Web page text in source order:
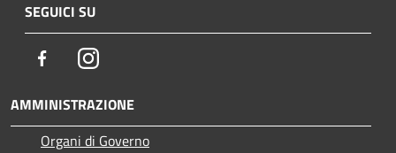
SEGUICI SU
FacebookInstagram
AMMINISTRAZIONE
Organi di Governo